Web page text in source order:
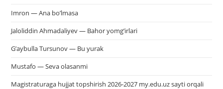
Imron — Ana bo’lmasa
Jaloliddin Ahmadaliyev — Bahor yomg’irlari
G’aybulla Tursunov — Bu yurak
Mustafo — Seva olasanmi
Magistraturaga hujjat topshirish 2026-2027 my.edu.uz sayti orqali